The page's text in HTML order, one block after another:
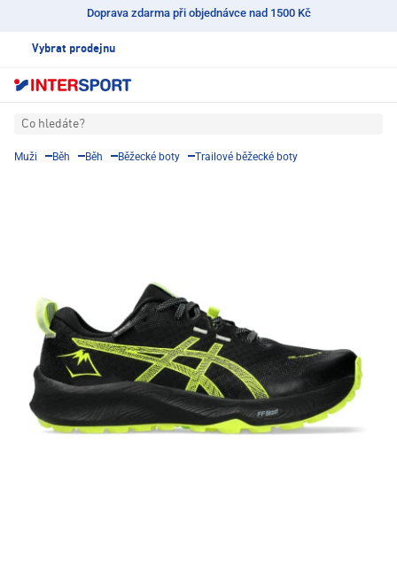
Doprava zdarma při objednávce nad 1500 Kč
Vybrat prodejnu
Co hledáte?
Muži Běh Běh Běžecké boty Trailové běžecké boty